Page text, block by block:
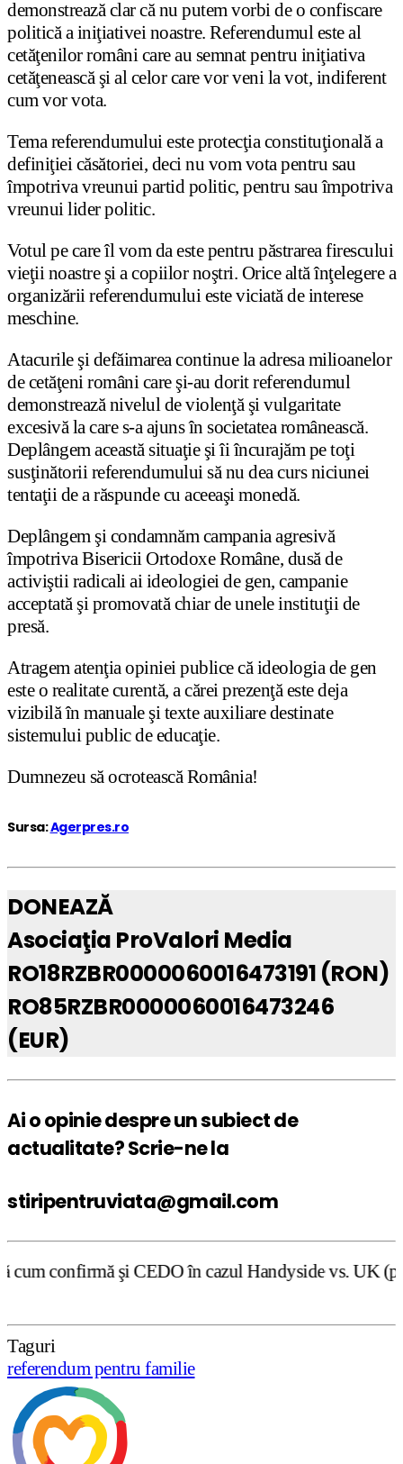
demonstrează clar că nu putem vorbi de o confiscare
politică a iniţiativei noastre. Referendumul este al
cetăţenilor români care au semnat pentru iniţiativa
cetăţenească şi al celor care vor veni la vot, indiferent
cum vor vota.
Tema referendumului este protecţia constituţională a
definiţiei căsătoriei, deci nu vom vota pentru sau
împotriva vreunui partid politic, pentru sau împotriva
vreunui lider politic.
Votul pe care îl vom da este pentru păstrarea firescului
vieţii noastre şi a copiilor noştri. Orice altă înţelegere a
organizării referendumului este viciată de interese
meschine.
Atacurile şi defăimarea continue la adresa milioanelor
de cetăţeni români care şi-au dorit referendumul
demonstrează nivelul de violenţă şi vulgaritate
excesivă la care s-a ajuns în societatea românească.
Deplângem această situaţie şi îi încurajăm pe toţi
susţinătorii referendumului să nu dea curs niciunei
tentaţii de a răspunde cu aceeaşi monedă.
Deplângem şi condamnăm campania agresivă
împotriva Bisericii Ortodoxe Române, dusă de
activiştii radicali ai ideologiei de gen, campanie
acceptată şi promovată chiar de unele instituţii de
presă.
Atragem atenţia opiniei publice că ideologia de gen
este o realitate curentă, a cărei prezenţă este deja
vizibilă în manuale şi texte auxiliare destinate
sistemului public de educaţie.
Dumnezeu să ocrotească România!
Sursa:Agerpres.ro
DONEAZĂ
Asociaţia ProValori Media
RO18RZBR0000060016473191 (RON)
RO85RZBR0000060016473246
(EUR)
Ai o opinie despre un subiect de
actualitate? Scrie-ne la
stiripentruviata@gmail.com
şi CEDO în cazul Handyside vs. UK (para 49),
Taguri
referendum pentru familie